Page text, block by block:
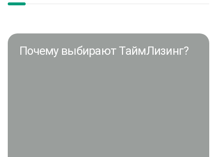
Почему выбирают ТаймЛизинг?